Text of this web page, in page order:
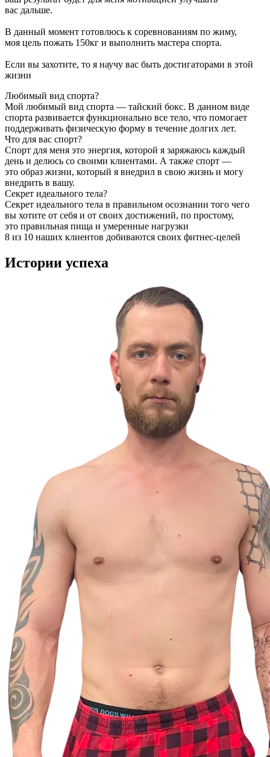
вас дальше.
В данный момент готовлюсь к соревнованиям по жиму,
моя цель пожать 150кг и выполнить мастера спорта.
Если вы захотите, то я научу вас быть достигаторами в этой
жизни
Любимый вид спорта?
Мой любимый вид спорта — тайский бокс. В данном виде
спорта развивается функционально все тело, что помогает
поддерживать физическую форму в течение долгих лет.
Что для вас спорт?
Спорт для меня это энергия, которой я заряжаюсь каждый
день и делюсь со своими клиентами. А также спорт —
это образ жизни, который я внедрил в свою жизнь и могу
внедрить в вашу.
Секрет идеального тела?
Секрет идеального тела в правильном осознании того чего
вы хотите от себя и от своих достижений, по простому,
это правильная пища и умеренные нагрузки
8 из 10 наших клиентов добиваются своих фитнес-целей
Истории успеха